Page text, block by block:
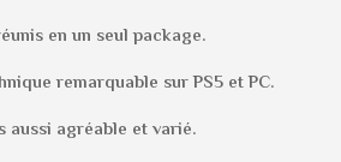
en un seul package.
remarquable sur PS5 et PC.
aussi agréable et varié.